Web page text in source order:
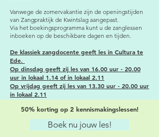
Vanwege de zomervakantie zijn de openingstijden
van Zangpraktijk de Kwintslag aangepast.
Via het boekingsprogramma kunt u de zanglessen
inboeken op de beschikbare dagen en tijden.
De klassiek zangdocente geeft les in Cultura te
Ede.
Op dinsdag geeft zij les van 16.00 uur - 20.00
uur in lokaal 1.14 of in lokaal 2.11
Op vrijdag geeft zij les van 13.30 uur - 20.00 uur
in lokaal 2.11
50% korting op 2 kennismakingslessen!
Boek nu jouw les!